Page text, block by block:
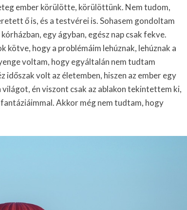
az
égig
gazpalackfutar.com
oldalával
ember körülötte, körülöttünk. Nem tudom,
ő is, és a testvérei is. Sohasem gondoltam
egy ágyban, egész nap csak fekve.
hogy a problémáim lehúznak, lehúznak a
voltam, hogy egyáltalán nem tudtam
időszak volt az életemben, hiszen az ember egy
én viszont csak az ablakon tekintettem ki,
Akkor még nem tudtam, hogy